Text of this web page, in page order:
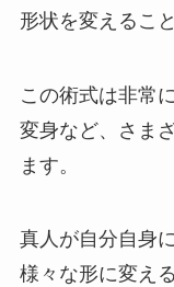
形状を変えるこ
この術式は非常
変身など、さま
ます。
真人が自分自身
様々な形に変え